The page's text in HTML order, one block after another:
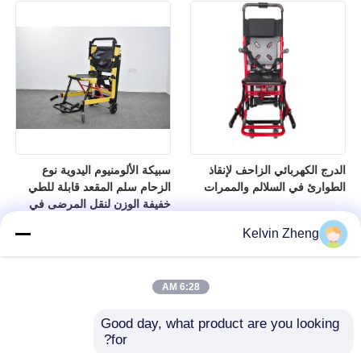
سبيكة الألومنيوم اليدوية نوع
الزحام سلم المقعد قابلة للطي
خفيفة الوزن لنقل المرضى في
الدرج الكهربائي الزاحف لإنقاذ
الطوارئ في السلالم والممرات
Kelvin Zheng
6:28 AM
Good day, what product are you looking
for?